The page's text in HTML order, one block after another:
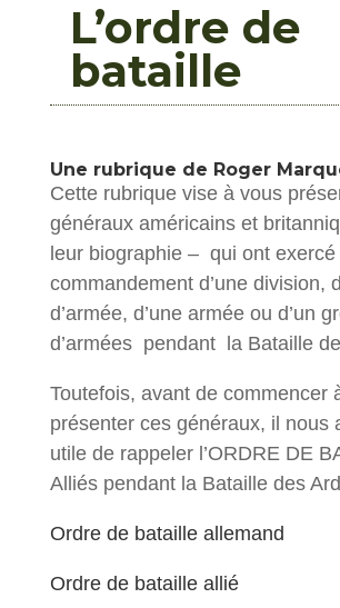
L’ordre de
bataille
Une rubrique de Roger
Cette rubrique vise à vous
généraux américains et
leur biographie – qui ont exercé
commandement d’une division,
d’armée, d’une armée ou d’un
d’armées pendant la Bataille
Toutefois, avant de commencer
présenter ces généraux, il nous
utile de rappeler l’ORDRE DE
Alliés pendant la Bataille des
Ordre de bataille allemand
Ordre de bataille allié